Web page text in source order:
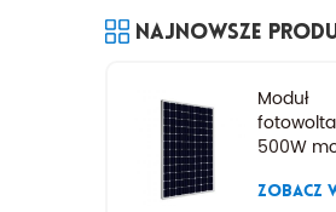
Najnowsze
Moduł
500W
ZOBACZ